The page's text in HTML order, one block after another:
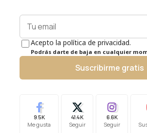
Acepto la política de privacidad.
Podrás darte de baja en cualquier
Suscribirme gratis
9.5K
Me gusta
41.4K
Seguir
6.6K
Seguir